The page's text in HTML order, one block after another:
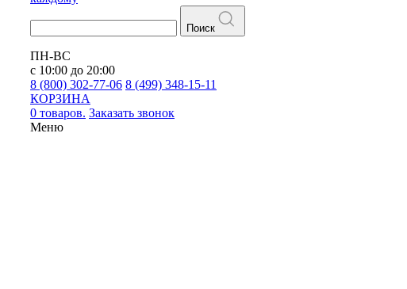
Поиск
ПН-ВС
с 10:00 до 20:00
8 (800) 302-77-06 8 (499) 348-15-11
КОРЗИНА
0 товаров. Заказать звонок
Меню